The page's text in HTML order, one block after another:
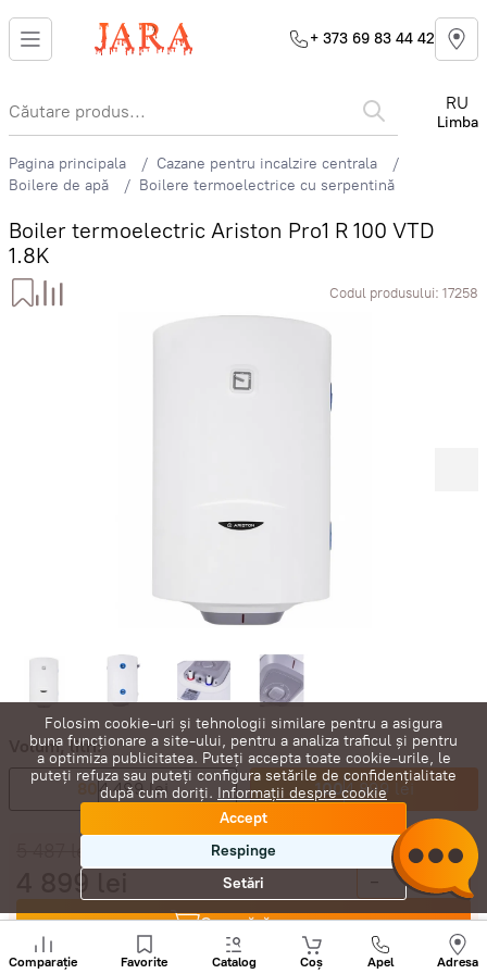
+ 373 69 83 44 42
RU
Limba
Pagina principala
Cazane pentru incalzire centrala
Boilere de apă
Boilere termoelectrice cu serpentină
Boiler termoelectric Ariston Pro1 R 100 VTD
1.8K
Codul produsului: 17258
Volum, litri:
4 499 lei 1004 899 lei
- +
Cumpără acum
Comparație Favorite Catalog Coș Apel Adresa
Sunați
+
Folosim cookie-uri și tehnologii similare pentru a asigura
buna funcționare a site-ului, pentru a analiza traficul și pentru
a optimiza publicitatea. Puteți accepta toate cookie-urile, le
puteți refuza sau puteți configura setările de confidențialitate
după cum doriți. Informații despre cookie
Accept
Respinge
Setări